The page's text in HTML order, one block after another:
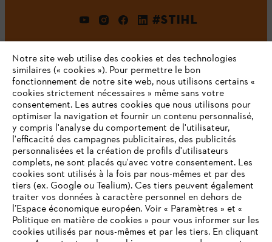
#STIHL
L'Entreprise
STIHL FAQ
Contact
Notre site web utilise des cookies et des technologies
similaires (« cookies »). Pour permettre le bon
fonctionnement de notre site web, nous utilisons certains «
cookies strictement nécessaires » même sans votre
consentement. Les autres cookies que nous utilisons pour
optimiser la navigation et fournir un contenu personnalisé,
y compris l'analyse du comportement de l'utilisateur,
l'efficacité des campagnes publicitaires, des publicités
personnalisées et la création de profils d'utilisateurs
complets, ne sont placés qu'avec votre consentement. Les
cookies sont utilisés à la fois par nous-mêmes et par des
tiers (ex. Google ou Tealium). Ces tiers peuvent également
traiter vos données à caractère personnel en dehors de
l’Espace économique européen. Voir « Paramètres » et «
Politique en matière de cookies » pour vous informer sur les
cookies utilisés par nous-mêmes et par les tiers. En cliquant